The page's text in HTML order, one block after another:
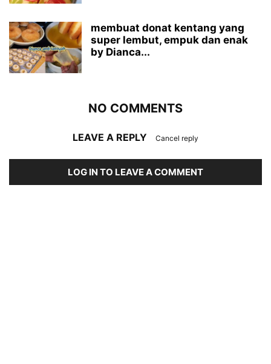
membuat donat kentang yang
super lembut, empuk dan enak
by Dianca...
NO COMMENTS
LEAVE A REPLY Cancel reply
LOG IN TO LEAVE A COMMENT